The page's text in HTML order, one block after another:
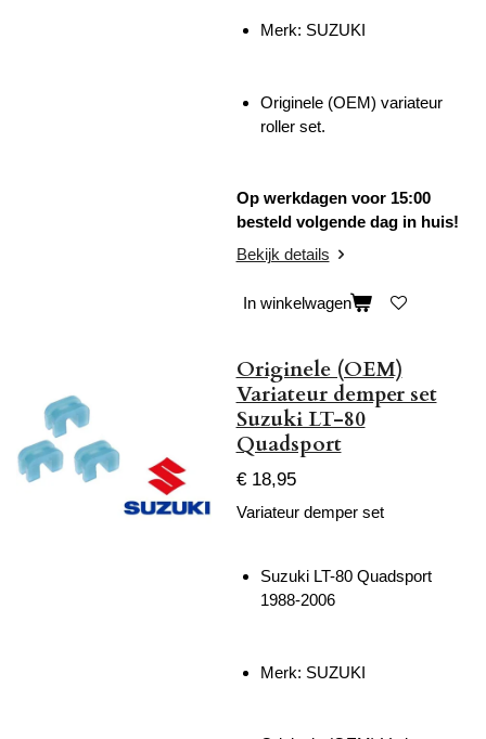
Merk: SUZUKI
Originele (OEM) variateur
roller set.
Op werkdagen voor 15:00
besteld volgende dag in huis!
Bekijk details
In winkelwagen
Originele (OEM)
Variateur demper set
Suzuki LT-80
Quadsport
€ 18,95
Variateur demper set
Suzuki LT-80 Quadsport
1988-2006
Merk: SUZUKI